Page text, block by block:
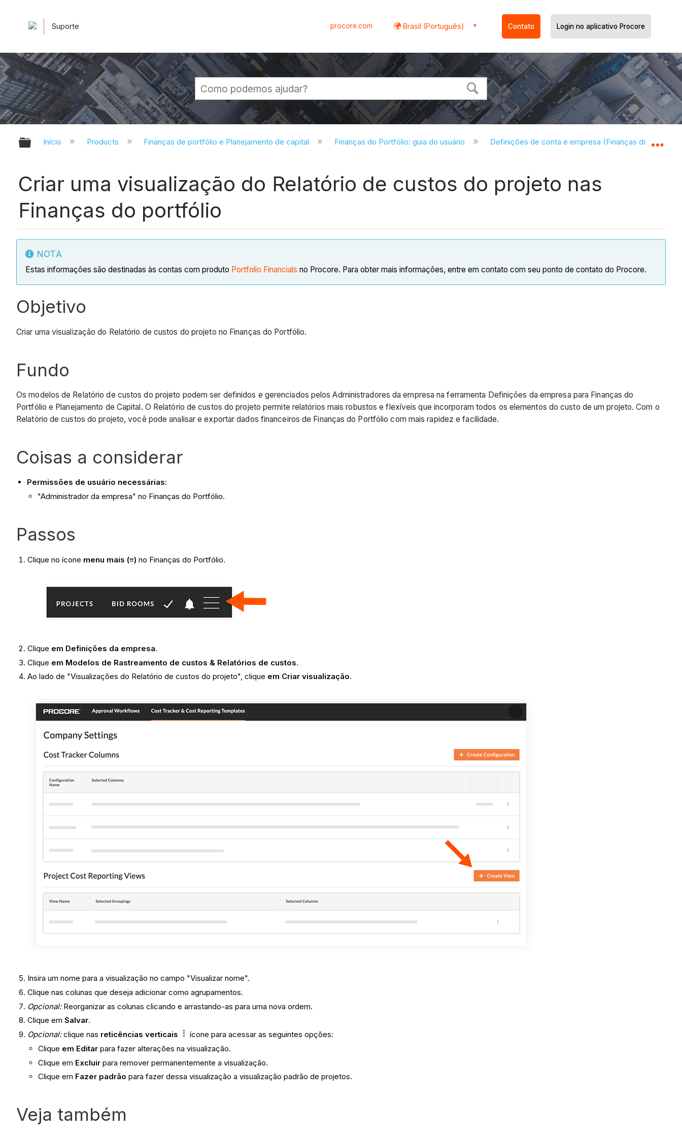
Suporte procore.com Brasil (Português) Contato Login no aplicativo Procore
Expandir/recolher hierarquia global
Início Products Finanças de portfólio e Planejamento de capital Finanças do Portfólio: guia do usuário Definições de conta e empresa (Finanças do
Criar uma visualização do Relatório de custos do projeto nas
Finanças do portfólio
NOTA
Estas informações são destinadas às contas com produto Portfolio Financials no Procore. Para obter mais informações, entre em contato com seu ponto de contato do Procore.
Objetivo
Criar uma visualização do Relatório de custos do projeto no Finanças do Portfólio.
Fundo
Os modelos de Relatório de custos do projeto podem ser definidos e gerenciados pelos Administradores da empresa na ferramenta Definições da empresa para Finanças do
Portfólio e Planejamento de Capital. O Relatório de custos do projeto permite relatórios mais robustos e flexíveis que incorporam todos os elementos do custo de um projeto. Com o
Relatório de custos do projeto, você pode analisar e exportar dados financeiros de Finanças do Portfólio com mais rapidez e facilidade.
Coisas a considerar
Permissões de usuário necessárias:
"Administrador da empresa" no Finanças do Portfólio.
Passos
Clique no ícone menu mais (≡) no Finanças do Portfólio.
Clique em Definições da empresa.
Clique em Modelos de Rastreamento de custos & Relatórios de custos.
Ao lado de "Visualizações do Relatório de custos do projeto", clique em Criar visualização.
Insira um nome para a visualização no campo "Visualizar nome".
Clique nas colunas que deseja adicionar como agrupamentos.
Opcional: Reorganizar as colunas clicando e arrastando-as para uma nova ordem.
Clique emSalvar.
Opcional:clique nas reticências verticais
ícone para acessar as seguintes opções:
Clique em Editar para fazer alterações na visualização.
Clique em Excluir para remover permanentemente a visualização.
Clique em Fazer padrão para fazer dessa visualização a visualização padrão de projetos.
Veja também